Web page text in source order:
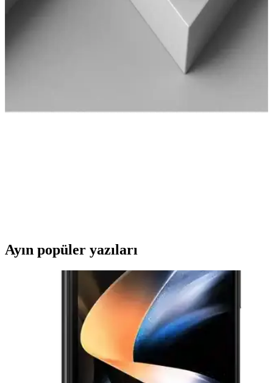
Bu makalede, iPhone 13 için tasarlanmış EVAX taşlı lens koruyucu
ve Go Aksesuar kalp desenli kılıfı karşılaştırıyoruz. Hangi ürün
ihtiyaçlarınıza daha uygun? Koruma ve tasarım açısından detaylar
Fibaks Samsung Galaxy Tab A8 10.5 için en iyi kılıf
Fibaks Galaxy Tab A8 10.5 modeli için silikon ve kapaklı kılıf
Ayın popüler yazıları